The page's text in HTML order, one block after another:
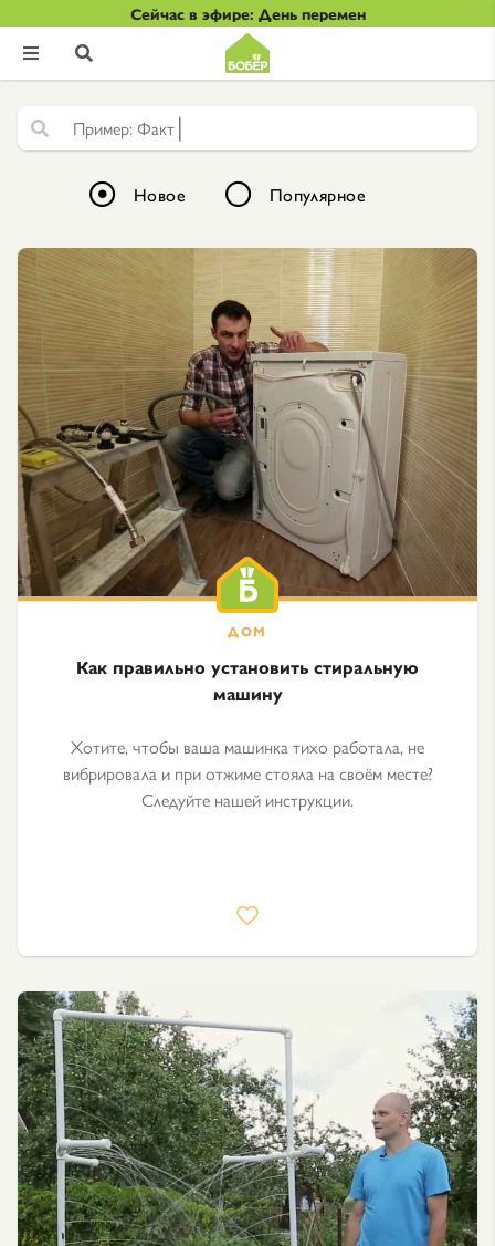
Сейчас в эфире: День перемен
 
Факт
Новое Популярное
Как правильно установить стиральную
машину
Хотите, чтобы ваша машинка тихо работала, не
вибрировала и при отжиме стояла на своём месте?
Следуйте нашей инструкции.